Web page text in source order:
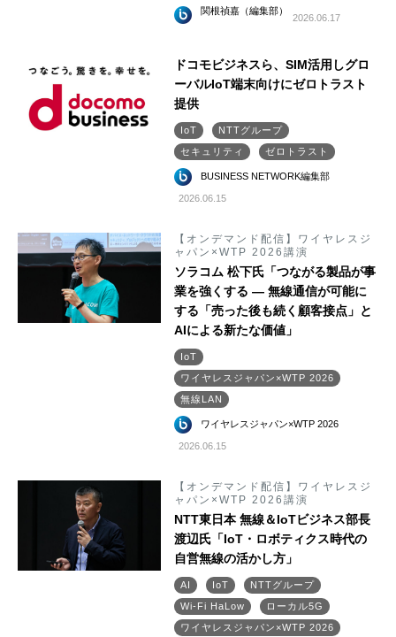
関根禎嘉（編集部）
2026.06.17
ドコモビジネスら、SIM活用しグロ
ーバルIoT端末向けにゼロトラスト
提供
IoT
NTTグループ
セキュリティ
ゼロトラスト
BUSINESS NETWORK編集部
2026.06.15
【オンデマンド配信】ワイヤレスジ
ャパン×WTP 2026講演
ソラコム 松下氏「つながる製品が事
業を強くする ― 無線通信が可能に
する「売った後も続く顧客接点」と
AIによる新たな価値」
IoT
ワイヤレスジャパン×WTP 2026
無線LAN
ワイヤレスジャパン×WTP 2026
2026.06.15
【オンデマンド配信】ワイヤレスジ
ャパン×WTP 2026講演
NTT東日本 無線＆IoTビジネス部長
渡辺氏「IoT・ロボティクス時代の
自営無線の活かし方」
AI IoT
NTTグループ
Wi-Fi HaLow
ローカル5G
ワイヤレスジャパン×WTP 2026